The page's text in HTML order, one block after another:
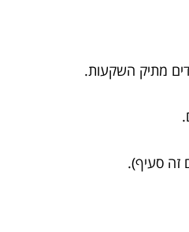
מתיק השקעות.
זה סעיף).